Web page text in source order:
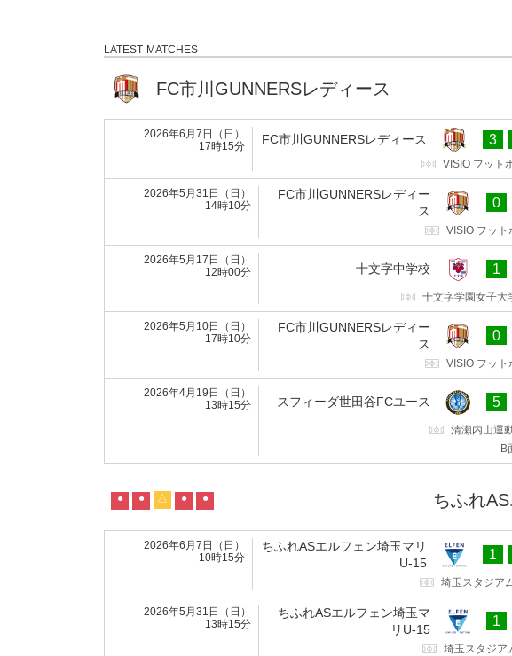
LATEST MATCHES
FC市川GUNNERSレディース
2026年6月7日（日）
17時15分
FC市川GUNNERSレディース 3
VISIO フット
2026年5月31日（日）
14時10分
FC市川GUNNERSレディー
ス
0
VISIO フット
2026年5月17日（日）
12時00分
十文字中学校 1
十文字学園女子大
2026年5月10日（日）
17時10分
FC市川GUNNERSレディー
ス
0
VISIO フット
2026年4月19日（日）
13時15分
スフィーダ世田谷FCユース 5
清瀬内山運
B
ちふれ
● ● △ ● ●
2026年6月7日（日）
10時15分
ちふれASエルフェン埼玉マリ
U-15
1
埼玉スタジア
2026年5月31日（日）
13時15分
ちふれASエルフェン埼玉マ
リU-15
1
埼玉スタジア